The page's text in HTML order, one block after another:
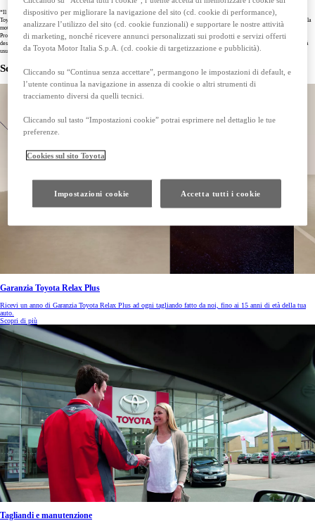
*Il periodo di copertura della garanzia Battery Care corrisponde all’intervallo di manutenzione che, per la maggior parte dei veicoli
Toyota e Lexus è di 12 mesi e 15.000 km (a seconda dell'evento che si verifica per primo) ma può variare a seconda del veicolo e della
motorizzazione. Per conoscere gli intervalli di manutenzione del tuo veicolo consulta il Libretto di Manutenzione e Garanzia. Il
Programma copre i guasti della batteria di trazione attribuibili ad un difetto di fabbricazione o di assemblaggio, secondo le condizioni
descritte nei Termini e Condizioni del Programma. Sono esclusi dal programma la gamma PROACE Full Electric e i taxi che hanno già
usufruito di 5 Battery Care. Per maggiori dettagli su copertura, limitazioni ed esclusioni consultaTermini e Condizioni
Scopri di più
Garanzia Toyota Relax Plus
Ricevi un anno di Garanzia Toyota Relax Plus ad ogni tagliando fatto da noi, fino ai 15 anni di età della tua
auto.
Scopri di più
Tagliandi e manutenzione
dispositivo per migliorare la navigazione del sito (cd. cookie di performance),
analizzare l’utilizzo del sito (cd. cookie funzionali) e supportare le nostre attività
di marketing, nonché ricevere annunci personalizzati sui prodotti e servizi offerti
da Toyota Motor Italia S.p.A. (cd. cookie di targetizzazione e pubblicità).
Cliccando su “Continua senza accettare”, permangono le impostazioni di default, e
l’utente continua la navigazione in assenza di cookie o altri strumenti di
tracciamento diversi da quelli tecnici.
Cliccando sul tasto “Impostazioni cookie” potrai esprimere nel dettaglio le tue
preferenze.
Cookies sul sito Toyota
Impostazioni cookie Accetta tutti i cookie